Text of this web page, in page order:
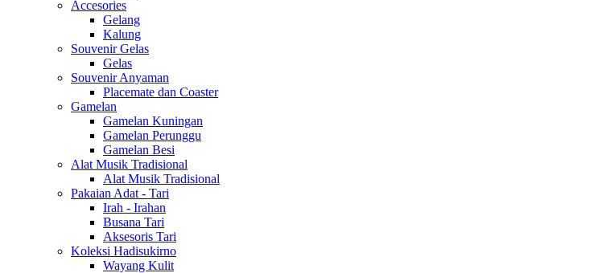
Accesories
Gelang
Kalung
Souvenir Gelas
Gelas
Souvenir Anyaman
Placemate dan Coaster
Gamelan
Gamelan Kuningan
Gamelan Perunggu
Gamelan Besi
Alat Musik Tradisional
Alat Musik Tradisional
Pakaian Adat - Tari
Irah - Irahan
Busana Tari
Aksesoris Tari
Koleksi Hadisukirno
Wayang Kulit